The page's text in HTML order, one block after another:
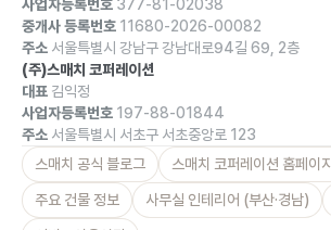
사업자등록번호 377-81-02038
중개사 등록번호 11680-2026-00082
주소 서울특별시 강남구 강남대로94길 69, 2층
(주)스매치 코퍼레이션
대표 김익정
사업자등록번호 197-88-01844
주소 서울특별시 서초구 서초중앙로 123
스매치 공식 블로그
스매치 코퍼레이션 홈페이지
주요 건물 정보 사무실 인테리어 (부산·경남)